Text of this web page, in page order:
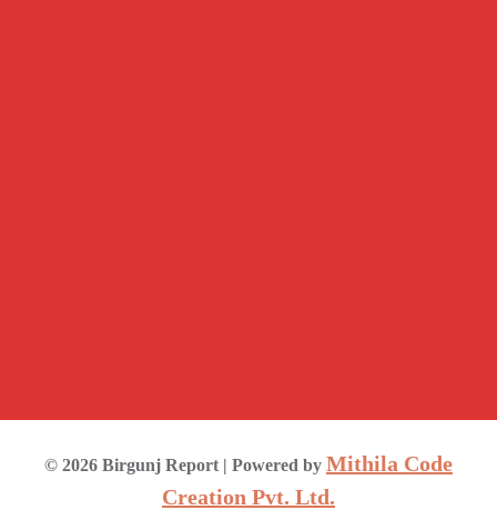
© 2026 Birgunj Report | Powered by Mithila Code
Creation Pvt. Ltd.